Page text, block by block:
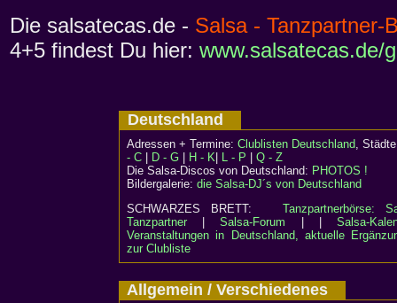
Die salsatecas.de - Salsa - Tanzpartner-
4+5 findest Du hier: www.salsatecas.de/
Deutschland
Adressen + Termine: Clublisten Deutschland,
- C
D - G H - K L - P
Q - Z
Die Salsa-Discos von Deutschland: PHOTOS !
Bildergalerie: die Salsa-DJ´s von Deutschland
SCHWARZES BRETT:Tanzpartnerbörse:
Tanzpartner|Salsa-Forum | |Salsa-
Veranstaltungen in Deutschland, aktuelle
zur Clubliste
Allgemein / Verschiedenes